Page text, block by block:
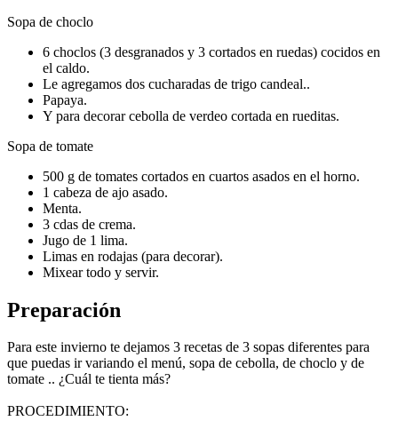
Sopa de choclo
6 choclos (3 desgranados y 3 cortados en ruedas) cocidos en
el caldo.
Le agregamos dos cucharadas de trigo candeal..
Papaya.
Y para decorar cebolla de verdeo cortada en rueditas.
Sopa de tomate
500 g de tomates cortados en cuartos asados en el horno.
1 cabeza de ajo asado.
Menta.
3 cdas de crema.
Jugo de 1 lima.
Limas en rodajas (para decorar).
Mixear todo y servir.
Preparación
Para este invierno te dejamos 3 recetas de 3 sopas diferentes para
que puedas ir variando el menú, sopa de cebolla, de choclo y de
tomate .. ¿Cuál te tienta más?
PROCEDIMIENTO: